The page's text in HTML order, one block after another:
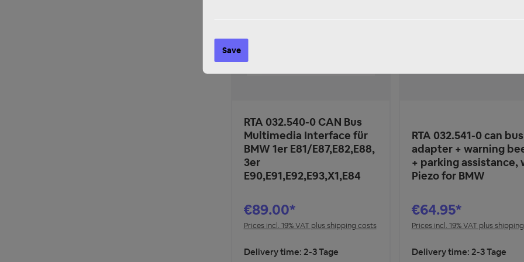
RTA 032.540-0 CAN Bus
Multimedia Interface für
BMW 1er E81/E87,E82,E88,
3er
E90,E91,E92,E93,X1,E84
€89.00*
Prices incl. 19% VAT plus shipping costs
Delivery time: 2-3 Tage
RTA 032.541-0 can bus
adapter + warning
+ parking assistance,
Piezo for BMW
€64.95*
Prices incl. 19% VAT plus
Delivery time: 2-3 Tage
Save